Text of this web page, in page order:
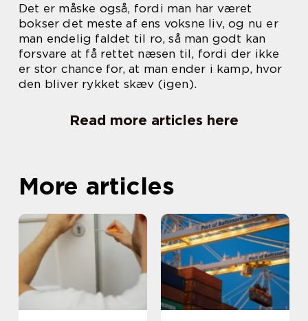
Det er måske også, fordi man har været
bokser det meste af ens voksne liv, og nu er
man endelig faldet til ro, så man godt kan
forsvare at få rettet næsen til, fordi der ikke
er stor chance for, at man ender i kamp, hvor
den bliver rykket skæv (igen).
Read more articles here
More articles